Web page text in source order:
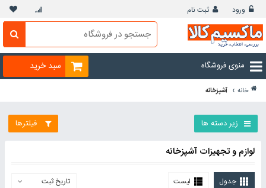
ورود ثبت نام
سبد خرید منوی فروشگاه
خانه › آشپزخانه
زیر دسته ها فیلترها
لوازم و تجهیزات آشپزخانه
جدول لیست
تاریخ ثبت